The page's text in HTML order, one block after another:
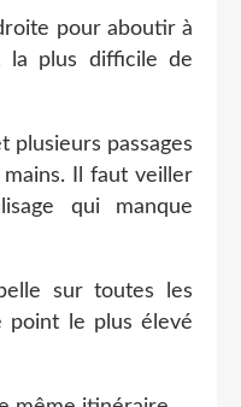
pour aboutir à
la plus difficile de
plusieurs passages
Il faut veiller
qui manque
sur toutes les
point le plus élevé